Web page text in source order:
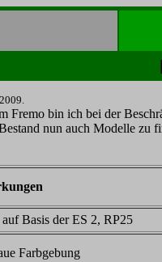
Fremo bin ich bei der
nun auch Modelle zu
auf Basis der ES 2, RP25
Farbgebung